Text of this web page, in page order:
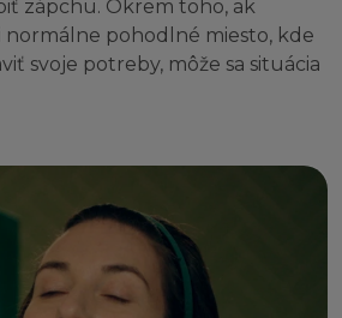
zápchu. Okrem toho, ak
normálne pohodlné miesto, kde
svoje potreby, môže sa situácia